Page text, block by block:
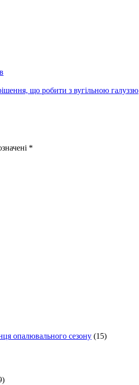
що робити з вугільною галуззю
*
опалювального сезону (15)